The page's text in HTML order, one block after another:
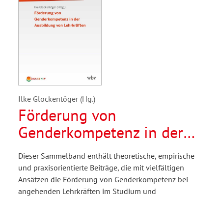
Ilke Glockentöger (Hg.)
Förderung von
Genderkompetenz in der
Ausbildung von
Lehrkräften
Dieser Sammelband enthält theoretische, empirische
und praxisorientierte Beiträge, die mit vielfältigen
Ansätzen die Förderung von Genderkompetenz bei
angehenden Lehrkräften im Studium und